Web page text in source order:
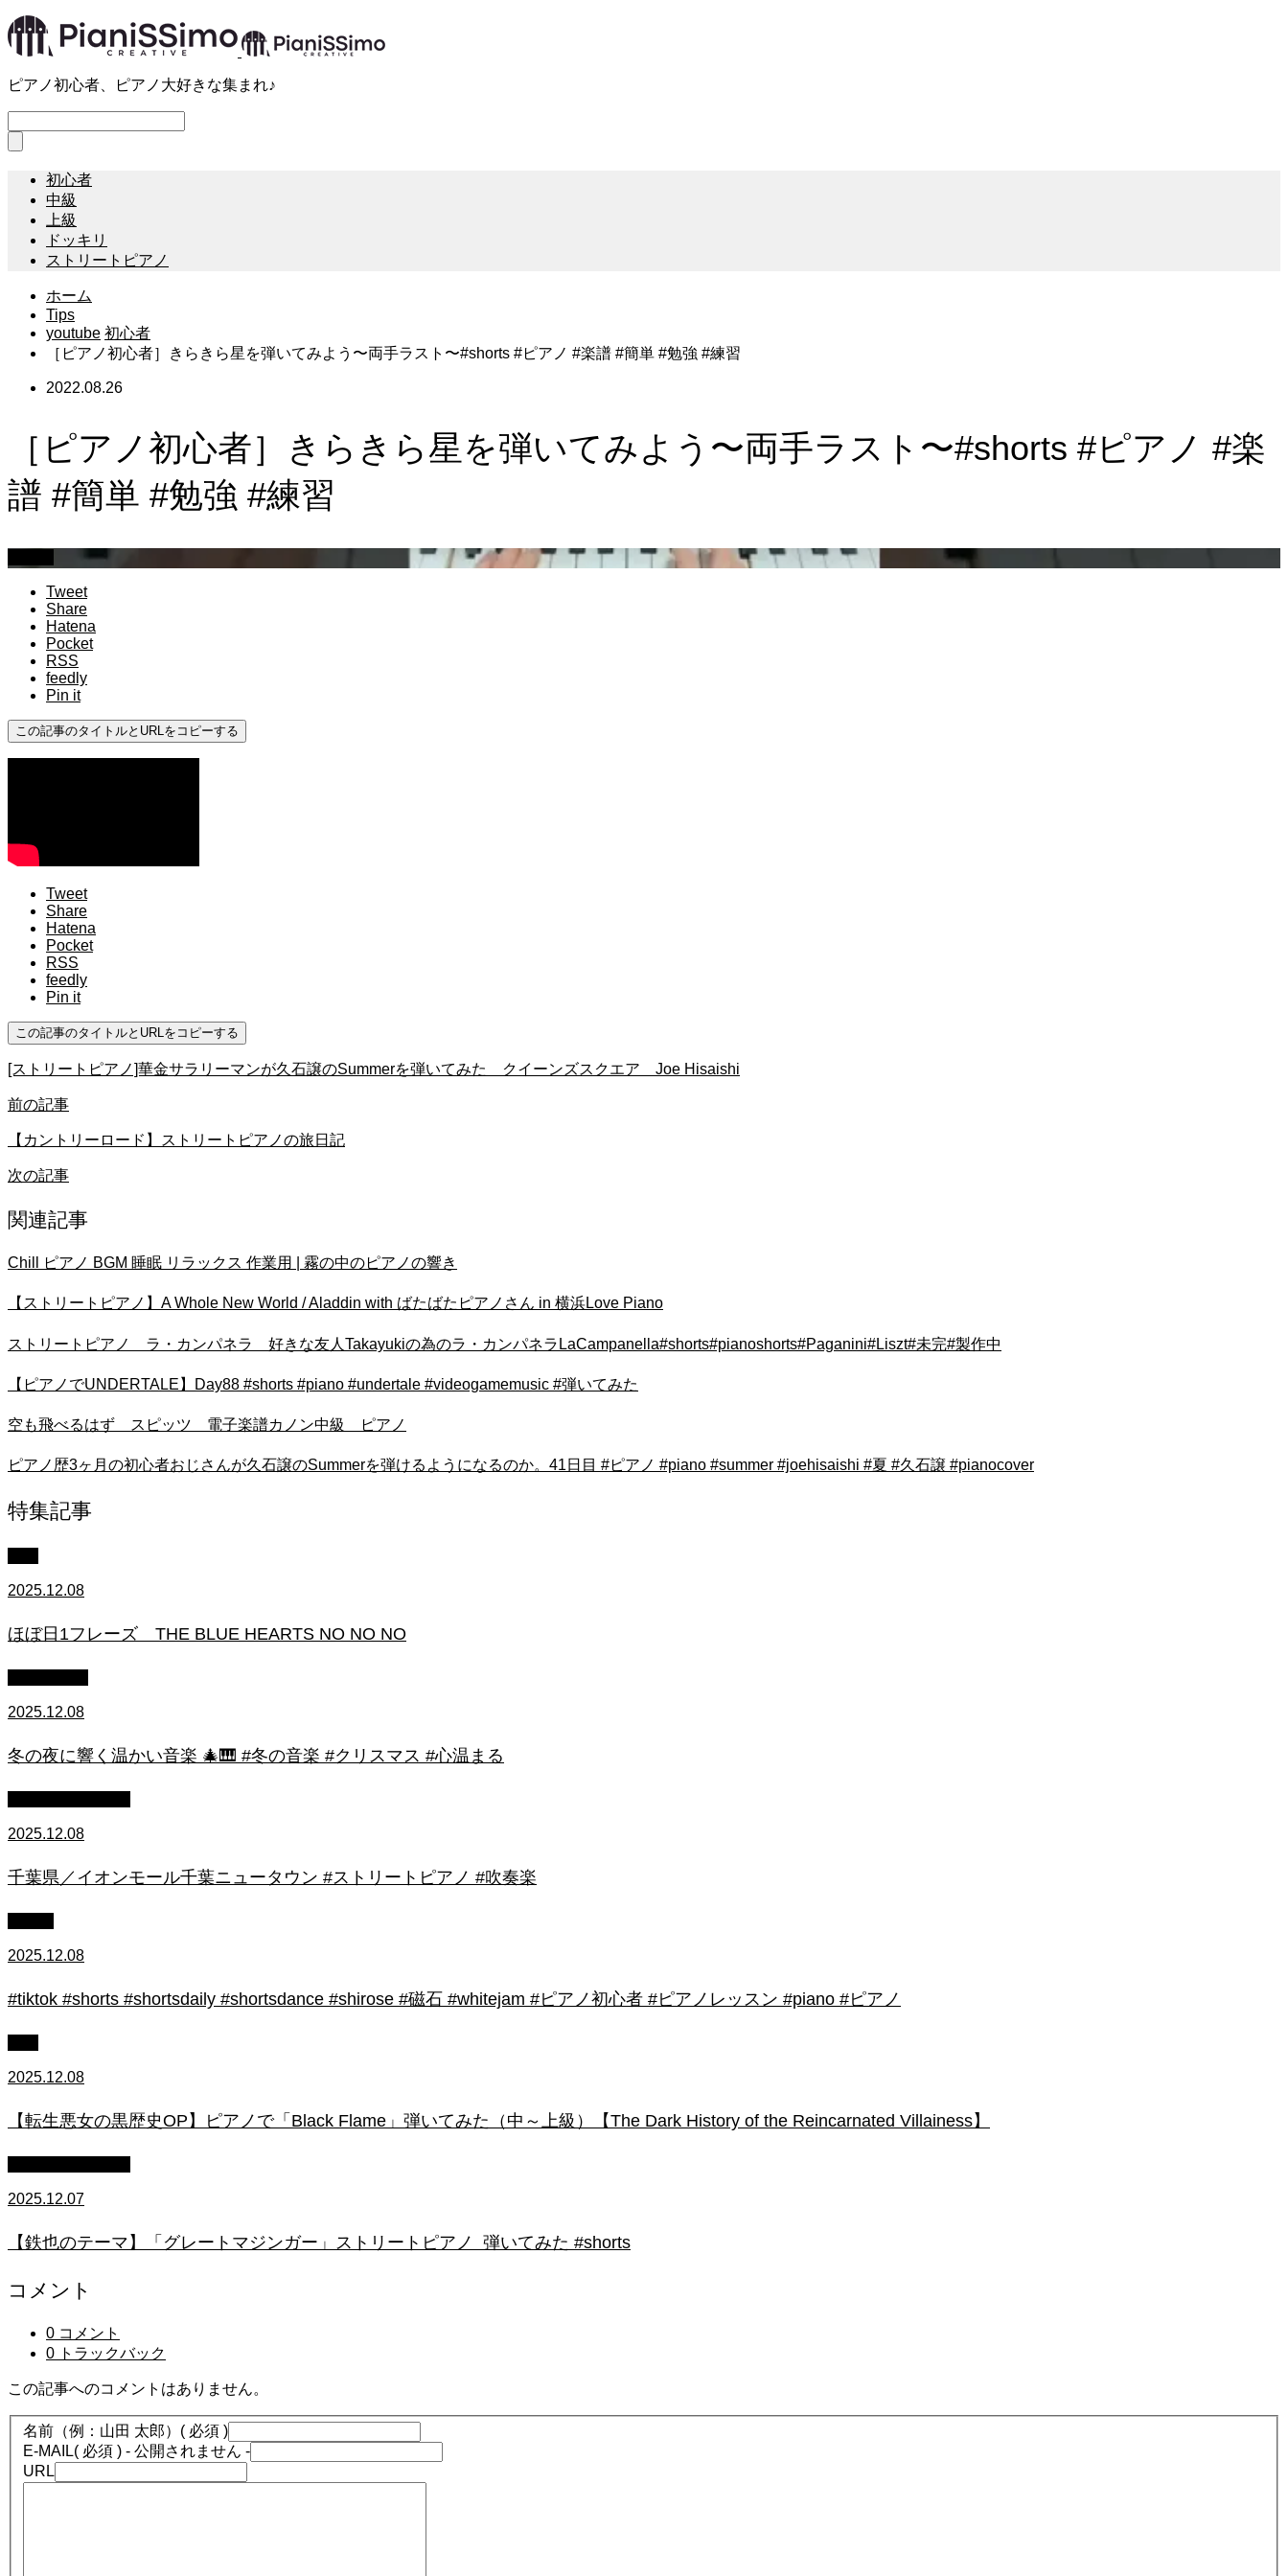
ピアノ初心者、ピアノ大好きな集まれ♪
初心者
中級
上級
ドッキリ
ストリートピアノ
ホーム
Tips
youtube 初心者
［ピアノ初心者］きらきら星を弾いてみよう〜両手ラスト〜#shorts #ピアノ #楽譜 #簡単 #勉強 #練習
2022.08.26
［ピアノ初心者］きらきら星を弾いてみよう〜両手ラスト〜#shorts #ピアノ #楽
譜 #簡単 #勉強 #練習
Tweet
Share
Hatena
Pocket
RSS
feedly
Pin it
この記事のタイトルとURLをコピーする
Tweet
Share
Hatena
Pocket
RSS
feedly
Pin it
この記事のタイトルとURLをコピーする
[ストリートピアノ]華金サラリーマンが久石譲のSummerを弾いてみた クイーンズスクエア Joe Hisaishi
前の記事
【カントリーロード】ストリートピアノの旅日記
次の記事
関連記事
Chill ピアノ BGM 睡眠 リラックス 作業用 | 霧の中のピアノの響き
【ストリートピアノ】A Whole New World / Aladdin with ばたばたピアノさん in 横浜Love Piano
ストリートピアノ ラ・カンパネラ 好きな友人Takayukiの為のラ・カンパネラLaCampanella#shorts#pianoshorts#Paganini#Liszt#未完#製作中
【ピアノでUNDERTALE】Day88 #shorts #piano #undertale #videogamemusic #弾いてみた
空も飛べるはず スピッツ 電子楽譜カノン中級 ピアノ
ピアノ歴3ヶ月の初心者おじさんが久石譲のSummerを弾けるようになるのか。41日目 #ピアノ #piano #summer #joehisaishi #夏 #久石譲 #pianocover
特集記事
2025.12.08
ほぼ日1フレーズ THE BLUE HEARTS NO NO NO
2025.12.08
冬の夜に響く温かい音楽 🎄🎹 #冬の音楽 #クリスマス #心温まる
2025.12.08
千葉県／イオンモール千葉ニュータウン #ストリートピアノ #吹奏楽
2025.12.08
#tiktok #shorts #shortsdaily #shortsdance #shirose #磁石 #whitejam #ピアノ初心者 #ピアノレッスン #piano #ピアノ
2025.12.08
【転生悪女の黒歴史OP】ピアノで「Black Flame」弾いてみた（中～上級）【The Dark History of the Reincarnated Villainess】
2025.12.07
【鉄也のテーマ】「グレートマジンガー」ストリートピアノ 弾いてみた #shorts
コメント
0 コメント
0 トラックバック
この記事へのコメントはありません。
名前（例：山田 太郎） ( 必須 )
E-MAIL( 必須 ) - 公開されません -
URL